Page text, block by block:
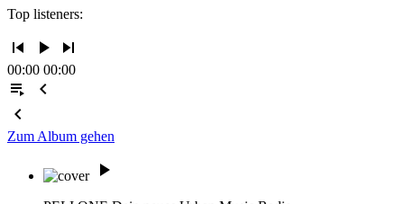
Top listeners:
skip_previous play_arrow skip_next
00:00 00:00
playlist_play
chevron_left
chevron_left
Zum Album gehen
play_arrow